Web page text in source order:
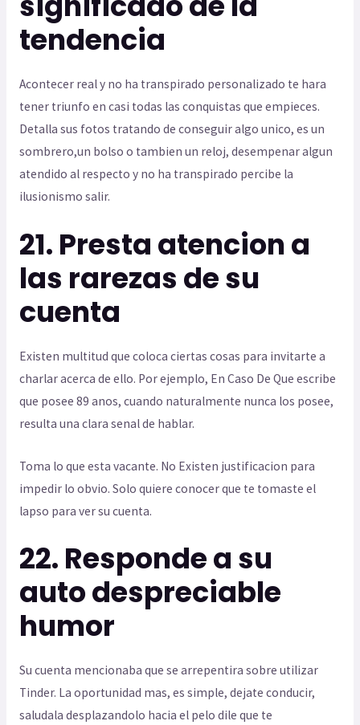
tendencia
Acontecer real y no ha transpirado personalizado te hara
tener triunfo en casi todas las conquistas que empieces.
Detalla sus fotos tratando de conseguir algo unico, es un
sombrero,un bolso o tambien un reloj, desempenar algun
atendido al respecto y no ha transpirado percibe la
ilusionismo salir.
21. Presta atencion a
las rarezas de su
cuenta
Existen multitud que coloca ciertas cosas para invitarte a
charlar acerca de ello. Por ejemplo, En Caso De Que escribe
que posee 89 anos, cuando naturalmente nunca los posee,
resulta una clara senal de hablar.
Toma lo que esta vacante. No Existen justificacion para
impedir lo obvio. Solo quiere conocer que te tomaste el
lapso para ver su cuenta.
22. Responde a su
auto despreciable
humor
Su cuenta mencionaba que se arrepentira sobre utilizar
Tinder. La oportunidad mas, es simple, dejate conducir,
saludala desplazandolo hacia el pelo dile que te